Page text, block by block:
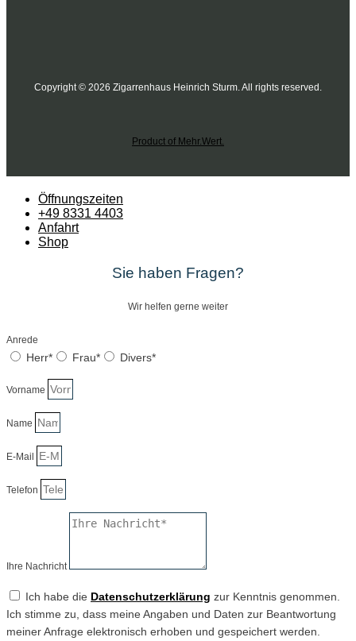
Copyright © 2026 Zigarrenhaus Heinrich Sturm. All rights reserved.
Product of Mehr.Wert.
Öffnungszeiten
+49 8331 4403
Anfahrt
Shop
Sie haben Fragen?
Wir helfen gerne weiter
Anrede
Herr* Frau* Divers*
Vorname
Name
E-Mail
Telefon
Ihre Nachricht
Ich habe die Datenschutzerklärung zur Kenntnis genommen.
Ich stimme zu, dass meine Angaben und Daten zur Beantwortung
meiner Anfrage elektronisch erhoben und gespeichert werden.